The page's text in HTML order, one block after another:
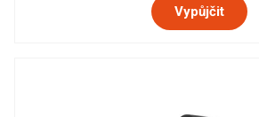
Vypůjčit